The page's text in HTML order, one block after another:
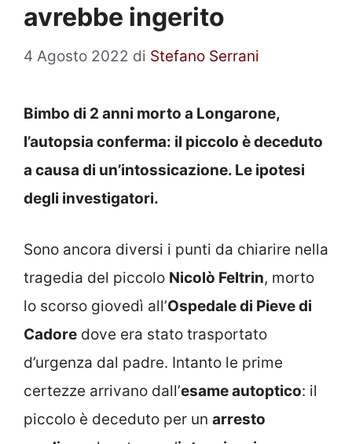
avrebbe ingerito
4 Agosto 2022 di Stefano Serrani
Bimbo di 2 anni morto a Longarone,
l’autopsia conferma: il piccolo è deceduto
a causa di un’intossicazione. Le ipotesi
degli investigatori.
Sono ancora diversi i punti da chiarire nella
tragedia del piccolo Nicolò Feltrin, morto
lo scorso giovedì all’Ospedale di Pieve di
Cadore dove era stato trasportato
d’urgenza dal padre. Intanto le prime
certezze arrivano dall’esame autoptico: il
piccolo è deceduto per un arresto